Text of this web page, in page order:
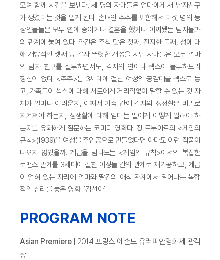
모여 함께 시간을 보낸다. 세 명의 자매들은 엄마에게 새 남자친구
가 생겼다는 것을 알게 된다. 손녀인 주주를 포함해서 다섯 명의 등
장인물들은 모두 연애 중이거나 결혼을 했거나 어찌됐든 남자들과
의 관계에 놓여 있다. 약간은 주책 맞은 첫째, 진지한 둘째, 성에 대
해 개방적인 셋째 등 각자 뚜렷한 개성을 지닌 자매들은 모두 엄마
의 남자 친구를 질투하면서도, 각자의 연애나 섹스에 몰두하느라
정신이 없다. <주주>는 3세대에 걸친 여성의 공감대를 섹스로 놓
고, 가족들이 섹스에 대해 서로에게 거리낌없이 말할 수 있는 것 자
체가 얼마나 어려운지, 어째서 가족 간에 각자의 성생활은 비밀로
지켜져야 하는지, 성생활에 대해 엄마는 딸에게 어떻게 알려야 하
는지를 유쾌하게 질문하는 코미디 영화다. 장 르누아르의 <게임의
규칙>(1939)을 여성을 주인공으로 만들었다면 아마도 이런 작품이
나오지 않았을까. 계급을 넘나드는 <게임의 규칙>에서의 복잡한
로맨스 관계를 3세대에 걸친 여성들 간의 관계로 재가공하고, 계급
이 얽혀 있는 자리에 엄마와 딸간의 애착 관계에서 일어나는 복합
적인 심리를 놓은 영화. [김선아]
PROGRAM NOTE
Asian Premiere| 2014 프랑스 에손느 유러피안영화제 관객
상